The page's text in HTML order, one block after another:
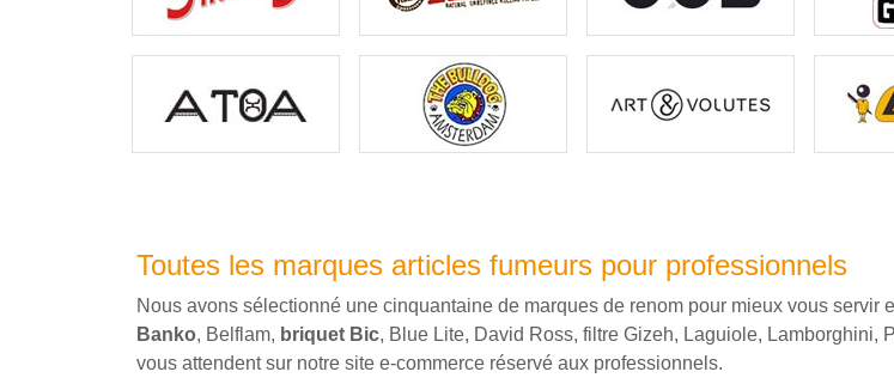
Toutes les marques articles fumeurs pour professionnels
Nous avons sélectionné une cinquantaine de marques de renom pour mieux vous servir
Banko, Belflam, briquet Bic, Blue Lite, David Ross, filtre Gizeh, Laguiole, Lamborghini,
vous attendent sur notre site e-commerce réservé aux professionnels.